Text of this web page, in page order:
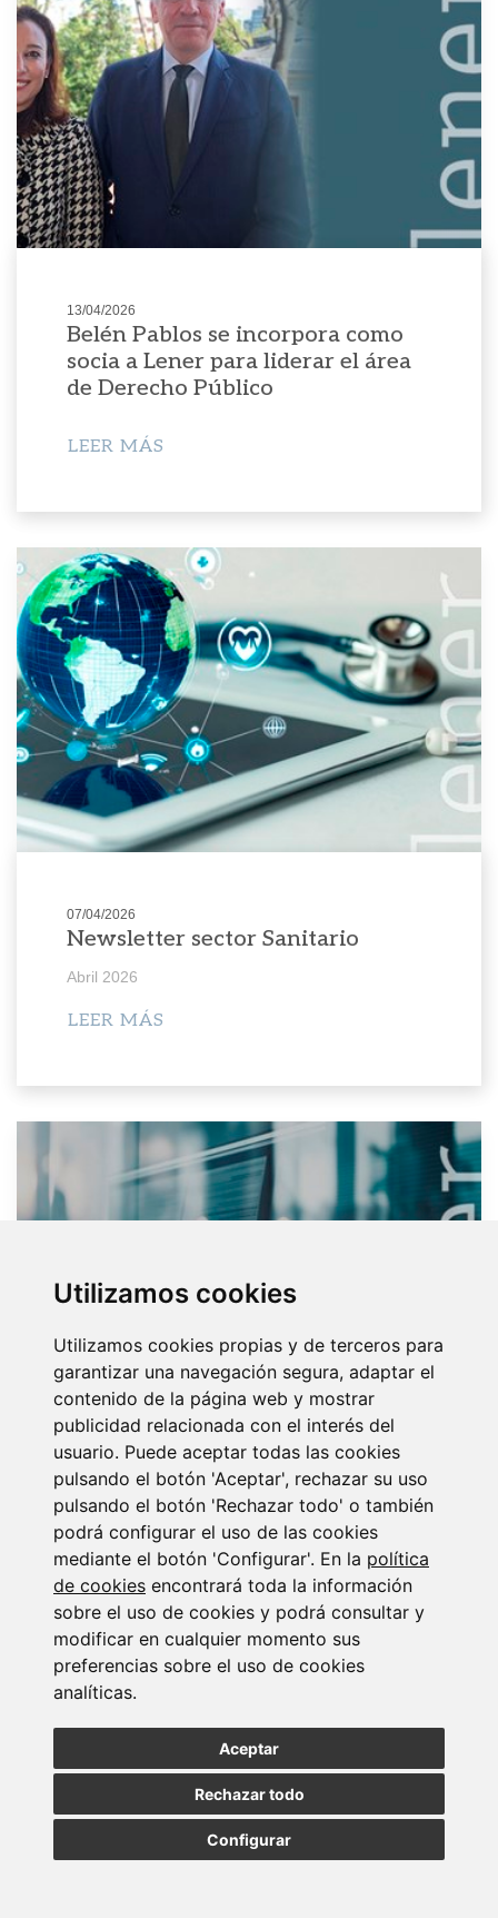
Utilizamos cookies
Utilizamos cookies propias y de terceros para
garantizar una navegación segura, adaptar el
contenido de la página web y mostrar
publicidad relacionada con el interés del
usuario. Puede aceptar todas las cookies
pulsando el botón 'Aceptar', rechazar su uso
pulsando el botón 'Rechazar todo' o también
podrá configurar el uso de las cookies
mediante el botón 'Configurar'. En la política
de cookies encontrará toda la información
sobre el uso de cookies y podrá consultar y
modificar en cualquier momento sus
preferencias sobre el uso de cookies
analíticas.
Aceptar
Rechazar todo
Configurar
13/04/2026
Belén Pablos se incorpora como
socia a Lener para liderar el área
de Derecho Público
LEER MÁS
07/04/2026
Newsletter sector Sanitario
Abril 2026
LEER MÁS
27/03/2026
Newsletter Laboral
Marzo 2026
LEER MÁS